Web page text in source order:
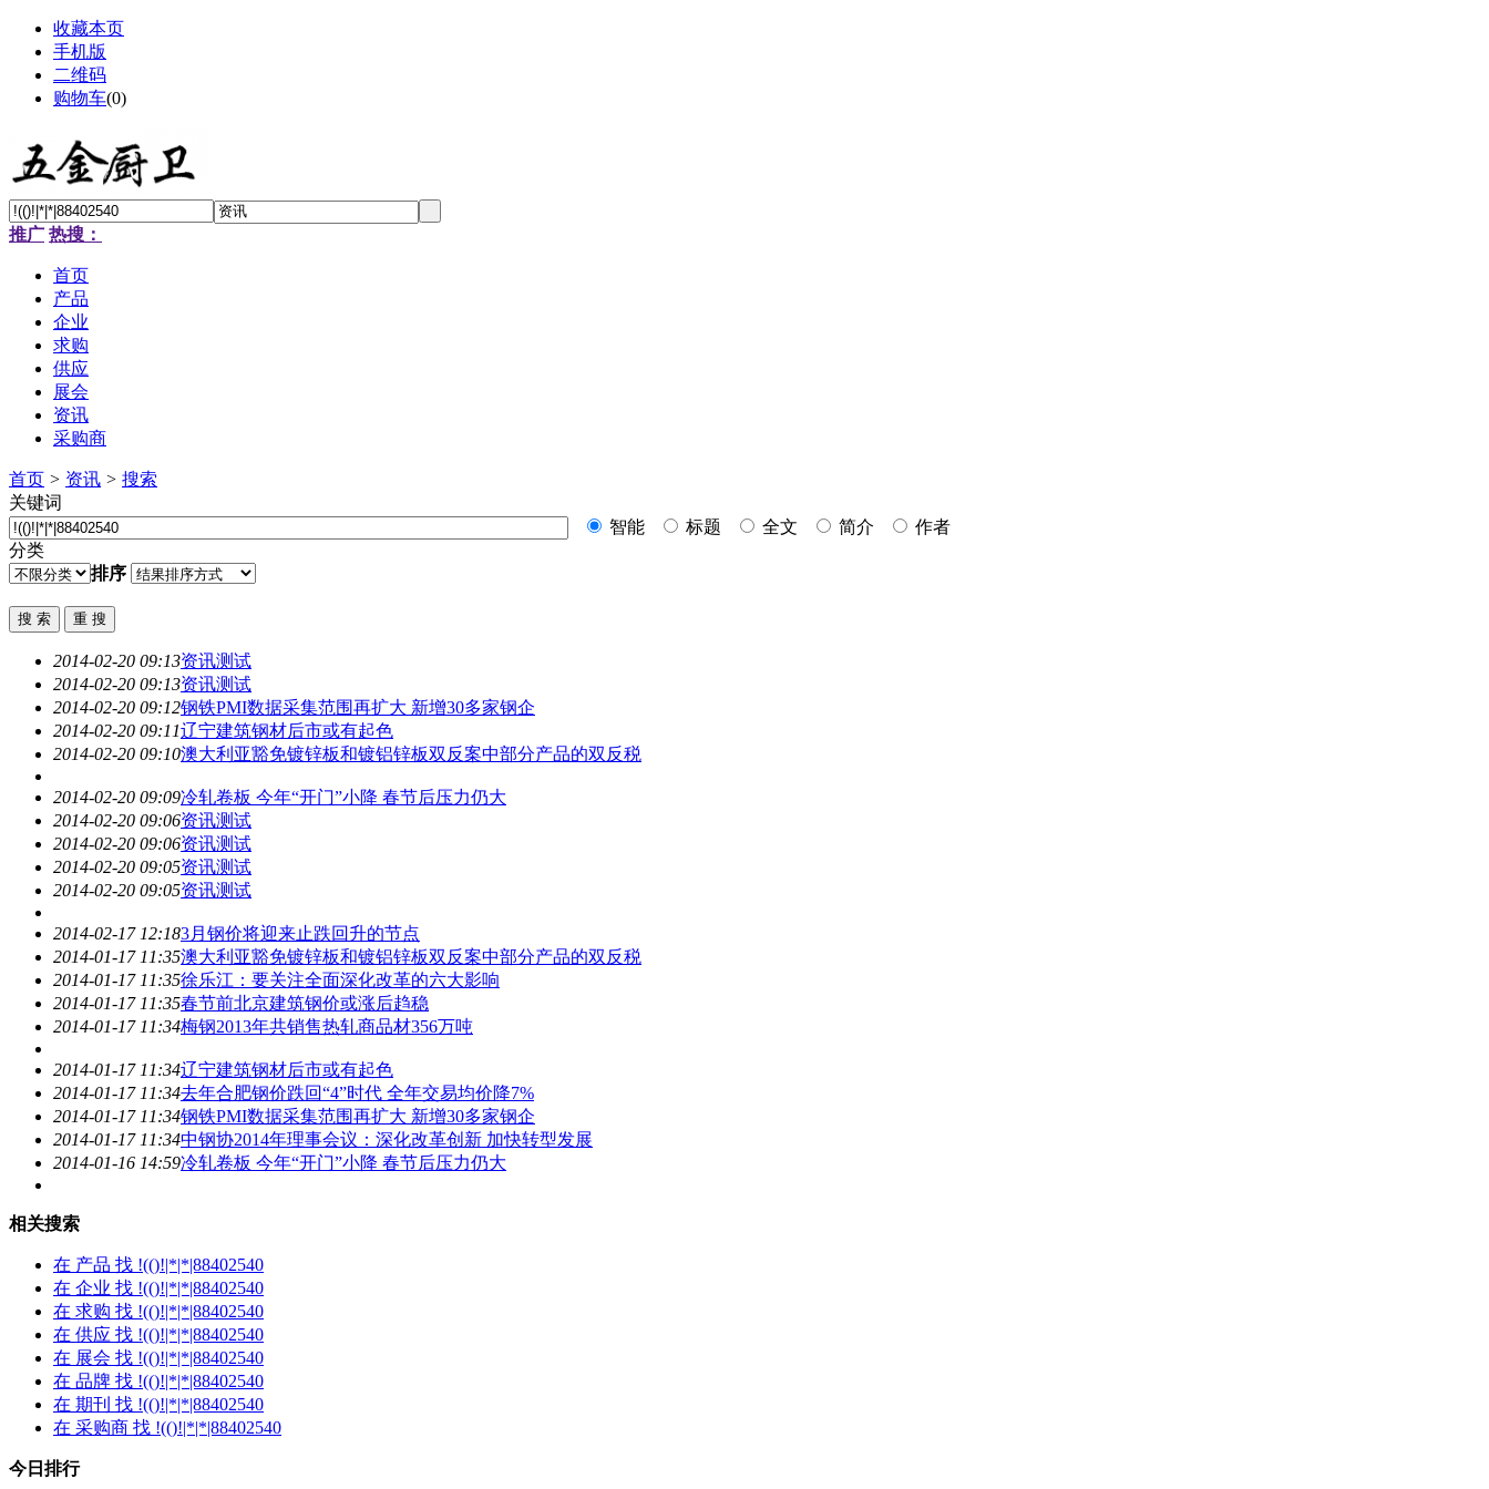
收藏本页
手机版
二维码
购物车(0)
推广 热搜：
首页
产品
企业
求购
供应
展会
资讯
采购商
首页 > 资讯 > 搜索
关键词
智能
标题 全文 简介
作者
分类
排序
2014-02-20 09:13资讯测试
2014-02-20 09:13资讯测试
2014-02-20 09:12钢铁PMI数据采集范围再扩大 新增30多家钢企
2014-02-20 09:11辽宁建筑钢材后市或有起色
2014-02-20 09:10澳大利亚豁免镀锌板和镀铝锌板双反案中部分产品的双反税
2014-02-20 09:09冷轧卷板 今年“开门”小降 春节后压力仍大
2014-02-20 09:06资讯测试
2014-02-20 09:06资讯测试
2014-02-20 09:05资讯测试
2014-02-20 09:05资讯测试
2014-02-17 12:183月钢价将迎来止跌回升的节点
2014-01-17 11:35澳大利亚豁免镀锌板和镀铝锌板双反案中部分产品的双反税
2014-01-17 11:35徐乐江：要关注全面深化改革的六大影响
2014-01-17 11:35春节前北京建筑钢价或涨后趋稳
2014-01-17 11:34梅钢2013年共销售热轧商品材356万吨
2014-01-17 11:34辽宁建筑钢材后市或有起色
2014-01-17 11:34去年合肥钢价跌回“4”时代 全年交易均价降7%
2014-01-17 11:34钢铁PMI数据采集范围再扩大 新增30多家钢企
2014-01-17 11:34中钢协2014年理事会议：深化改革创新 加快转型发展
2014-01-16 14:59冷轧卷板 今年“开门”小降 春节后压力仍大
相关搜索
在 产品 找 !(()!|*|*|88402540
在 企业 找 !(()!|*|*|88402540
在 求购 找 !(()!|*|*|88402540
在 供应 找 !(()!|*|*|88402540
在 展会 找 !(()!|*|*|88402540
在 品牌 找 !(()!|*|*|88402540
在 期刊 找 !(()!|*|*|88402540
在 采购商 找 !(()!|*|*|88402540
今日排行